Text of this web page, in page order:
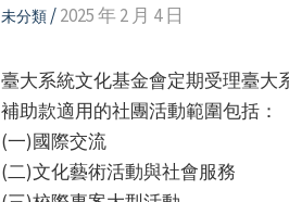
未分類/2025 年 2 月 4 日
臺大系統文化基金會定期受理臺大
補助款適用的社團活動範圍包括：
(一)國際交流
(二)文化藝術活動與社會服務